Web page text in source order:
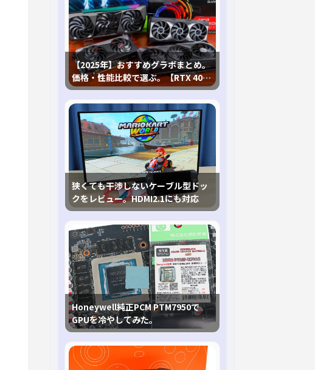
【2025年】おすすめグラボまとめ。
価格・性能比較で選ぶ。【RTX 40,
RX 7000各種に対応】
狭くても干渉しないケーブル型ドッ
クをレビュー。HDMI2.1にも対応
Honeywell純正PCM PTM7950で
GPUを冷やしてみた。